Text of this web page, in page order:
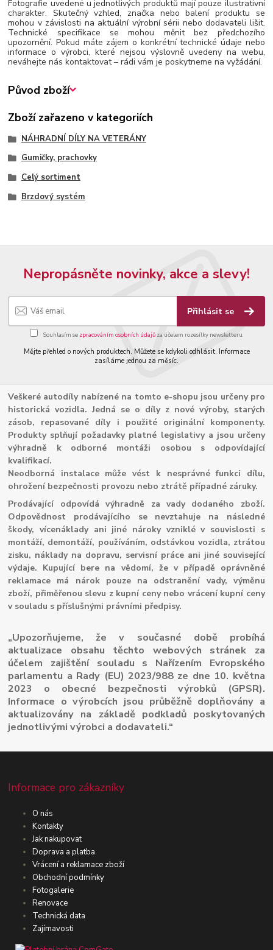
Fotografie uvedené u jednotlivých produktů mají pouze ilustrativní
charakter. Skutečný vzhled, značka nebo balení produktu se
mohou v závislosti na aktuální výrobní sérii nebo dodavateli lišit.
Technické specifikace se mohou měnit bez předchozího
upozornění. Pokud máte zájem o konkrétní technické údaje nebo
informace o výrobci, které nejsou výslovně uvedeny na webu,
neváhejte nás kontaktovat – rádi vám je poskytneme na vyžádání.
Původ zboží
Zboží zařazeno v kategoriích
NÁHRADNÍ DÍLY NA VETERÁNY
Gumičky, prachovky
Celý sortiment
Brzdový systém
Nepropásněte novinky, akce a slevy!
Přihlásit se
Souhlasím se zpracováním osobních údajůza účelem rozesílky newsletteru.
Mějte přehled o nových produktech. Můžete se kdykoli odhlásit. Informace
zasíláme jednou za měsíc.
Veškeré autodíly nabízené na tomto e-shopu jsou určeny pro
historická vozidla. Jedná se o díly z nové výroby, starých
zásob, repasované díly i použité originální komponenty.
Produkty splňují požadavky platné legislativy a jsou určeny
výhradně k odborné montáži osobou s odpovídající
kvalifikací.
Neodborná instalace může vést k nesprávné funkci dílu,
ohrožení bezpečnosti provozu nebo ztrátě případné záruky.
Prodávající odpovídá výhradně za vady dodaného zboží.
Odpovědnost prodávajícího se nevztahuje na následné
škody, vícenáklady ani jiné nároky vzniklé v souvislosti s
montáží, demontáží, používáním, odstávkou vozidla, ztrátou
zisku, náklady na dopravu, servisní práce ani jiné související
výdaje. Kupující bere na vědomí, že v případě oprávněné
reklamace má nárok pouze na odstranění vady, výměnu
zboží, přiměřenou slevu z kupní ceny nebo vrácení kupní ceny
v souladu s příslušnými právními předpisy.
„Upozorňujeme, že v současné době probíhá
aktualizace obsahu těchto webových stránek za
účelem zajištění souladu s Nařízením Evropského
parlamentu a Rady (EU) 2023/988 ze dne 10. května
2023 o obecné bezpečnosti výrobků (GPSR).
Informace o výrobcích jsou průběžně doplňovány a
aktualizovány na základě podkladů poskytovaných
jednotlivými výrobci a dodavateli.“
Informace pro zákazníky
O nás
Kontakty
Jak nakupovat
Doprava a platba
Vrácení a reklamace zboží
Obchodní podmínky
Fotogalerie
Renovace
Technická data
Zajímavosti